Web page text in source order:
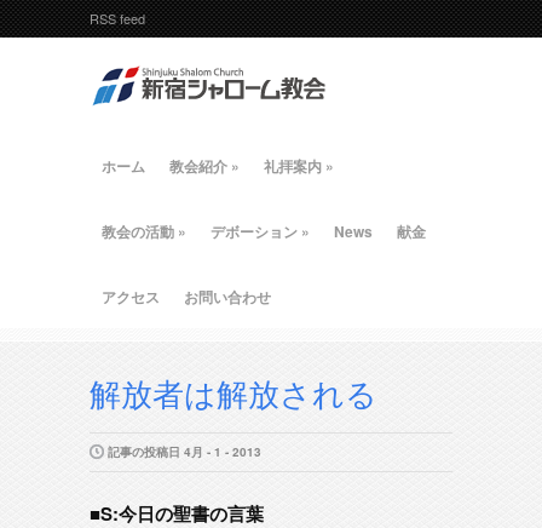
RSS feed
ホーム 教会紹介 » 礼拝案内 »
教会の活動 » デボーション » News 献金
アクセス お問い合わせ
解放者は解放される
記事の投稿日 4月 - 1 - 2013
■S:今日の聖書の言葉